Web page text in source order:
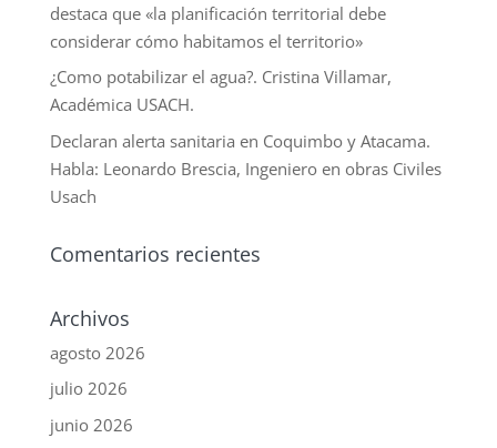
destaca que «la planificación territorial debe
considerar cómo habitamos el territorio»
¿Como potabilizar el agua?. Cristina Villamar,
Académica USACH.
Declaran alerta sanitaria en Coquimbo y Atacama.
Habla: Leonardo Brescia, Ingeniero en obras Civiles
Usach
Comentarios recientes
Archivos
agosto 2026
julio 2026
junio 2026